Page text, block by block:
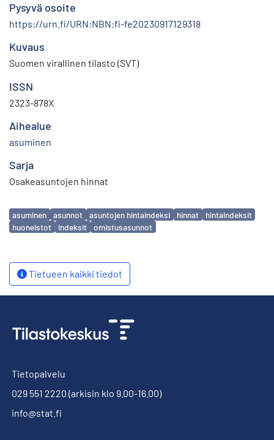
Pysyvä osoite
https://urn.fi/URN:NBN:fi-fe20230917129318
Kuvaus
Suomen virallinen tilasto (SVT)
ISSN
2323-878X
Aihealue
asuminen
Sarja
Osakeasuntojen hinnat
Avainsanat
asuminen asunnot asuntojen hintaindeksi hinnat
hintaindeksit
huoneistot
indeksit omistusasunnot
Tietueen kaikki tiedot
Tietopalvelu
029 551 2220 (arkisin klo 9.00-16.00)
info@stat.fi